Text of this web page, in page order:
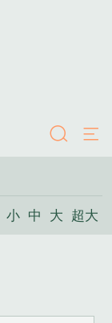
小 中 大 超大